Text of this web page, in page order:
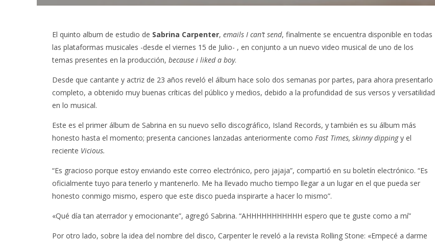
El quinto album de estudio de Sabrina Carpenter, emails I can’t send, finalmente se encuentra disponible en todas
las plataformas musicales -desde el viernes 15 de Julio- , en conjunto a un nuevo video musical de uno de los
temas presentes en la producción, because i liked a boy.
Desde que cantante y actriz de 23 años reveló el álbum hace solo dos semanas por partes, para ahora presentarlo
completo, a obtenido muy buenas críticas del público y medios, debido a la profundidad de sus versos y versatilidad
en lo musical.
Este es el primer álbum de Sabrina en su nuevo sello discográfico, Island Records, y también es su álbum más
honesto hasta el momento; presenta canciones lanzadas anteriormente como Fast Times, skinny dippingy el
reciente Vicious.
“Es gracioso porque estoy enviando este correo electrónico, pero jajaja”, compartió en su boletín electrónico. “Es
oficialmente tuyo para tenerlo y mantenerlo. Me ha llevado mucho tiempo llegar a un lugar en el que pueda ser
honesto conmigo mismo, espero que este disco pueda inspirarte a hacer lo mismo”.
«Qué día tan aterrador y emocionante”, agregó Sabrina. “AHHHHHHHHHHH espero que te guste como a mí”
Por otro lado, sobre la idea del nombre del disco, Carpenter le reveló a la revista Rolling Stone: «Empecé a darme